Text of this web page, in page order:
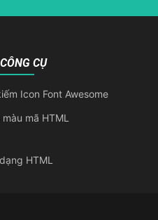
CỤ
Icon Font Awesome
màu mã HTML
HTML